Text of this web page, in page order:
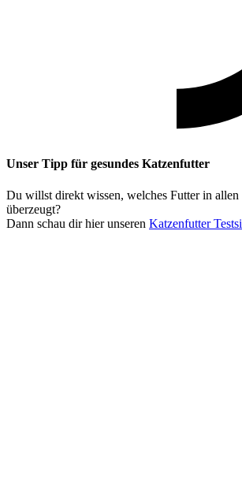
Unser Tipp für gesundes Katzenfutter
Du willst direkt wissen, welches Futter in allen
überzeugt?
Dann schau dir hier unseren Katzenfutter